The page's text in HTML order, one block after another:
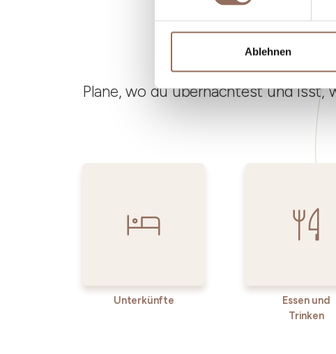
Ablehnen
Plane, wo du übernachtest und isst,
Unterkünfte
Essen und
Trinken